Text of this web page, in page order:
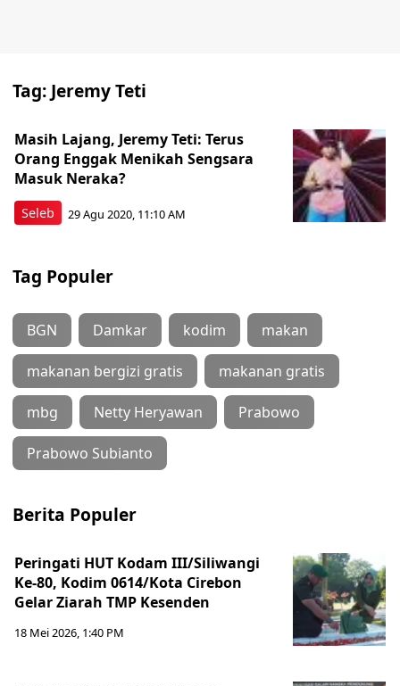
Tag: Jeremy Teti
Seleb
Masih Lajang, Jeremy Teti: Terus
Orang Enggak Menikah Sengsara
Masuk Neraka?
29 Agu 2020, 11:10 AM
Tag Populer
BGN Damkar kodim makan
makanan bergizi gratis makanan gratis
mbg Netty Heryawan Prabowo
Prabowo Subianto
Berita Populer
Peringati HUT Kodam III/Siliwangi
Ke-80, Kodim 0614/Kota Cirebon
Gelar Ziarah TMP Kesenden
18 Mei 2026, 1:40 PM